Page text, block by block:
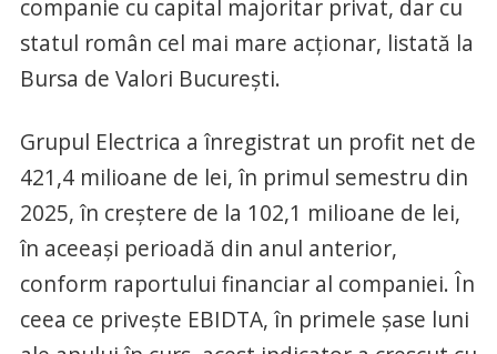
companie cu capital majoritar privat, dar cu
statul român cel mai mare acționar, listată la
Bursa de Valori București.
Grupul Electrica a înregistrat un profit net de
421,4 milioane de lei, în primul semestru din
2025, în creştere de la 102,1 milioane de lei,
în aceeaşi perioadă din anul anterior,
conform raportului financiar al companiei. În
ceea ce priveşte EBIDTA, în primele şase luni